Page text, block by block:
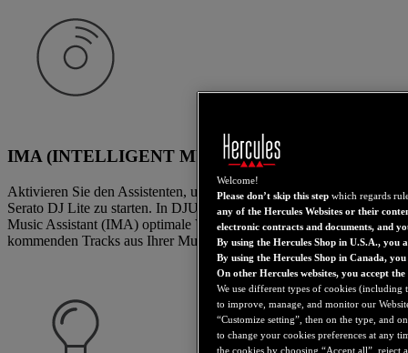
IMA (INTELLIGENT MUSIC ASSISTANT)
Aktivieren Sie den Assistenten, um den Vorbereitungsmodus in
Serato DJ Lite zu starten. In DJUCED gibt Ihnen der Intelligent
Music Assistant (IMA) optimale Vorschläge für die geeignetsten
kommenden Tracks aus Ihrer Musikbibliothek.
Welcome!
Please don’t skip this step which regards
any of the Hercules Websites or their
electronic contracts and documents, and
By using the Hercules Shop in U.S.A., you
By using the Hercules Shop in Canada,
On other Hercules websites, you accept the
We use different types of cookies
to improve, manage, and monitor our
“Customize setting”, then on the type, and
to change your cookies preferences at any
the cookies by choosing “Accept all”, reject